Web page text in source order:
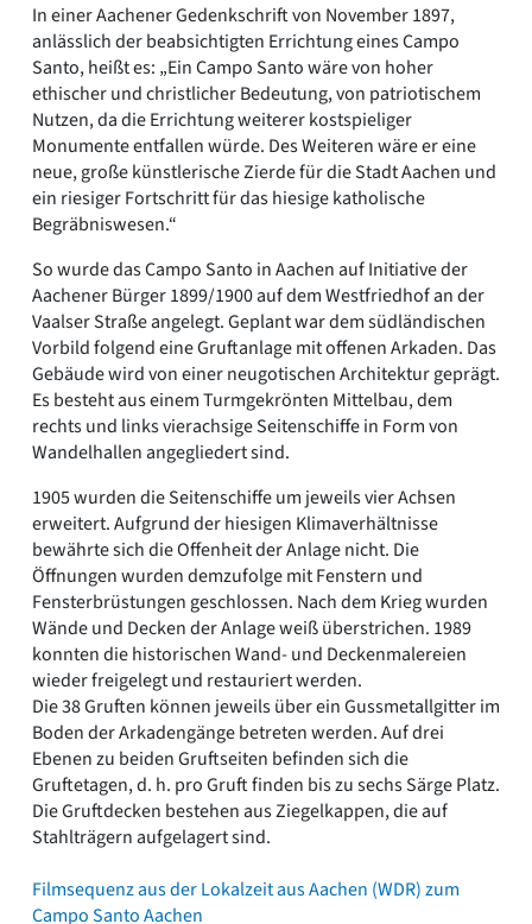
In einer Aachener Gedenkschrift von November 1897,
anlässlich der beabsichtigten Errichtung eines Campo
Santo, heißt es: „Ein Campo Santo wäre von hoher
ethischer und christlicher Bedeutung, von patriotischem
Nutzen, da die Errichtung weiterer kostspieliger
Monumente entfallen würde. Des Weiteren wäre er eine
neue, große künstlerische Zierde für die Stadt Aachen und
ein riesiger Fortschritt für das hiesige katholische
Begräbniswesen.“
So wurde das Campo Santo in Aachen auf Initiative der
Aachener Bürger 1899/1900 auf dem Westfriedhof an der
Vaalser Straße angelegt. Geplant war dem südländischen
Vorbild folgend eine Gruftanlage mit offenen Arkaden. Das
Gebäude wird von einer neugotischen Architektur geprägt.
Es besteht aus einem Turmgekrönten Mittelbau, dem
rechts und links vierachsige Seitenschiffe in Form von
Wandelhallen angegliedert sind.
1905 wurden die Seitenschiffe um jeweils vier Achsen
erweitert. Aufgrund der hiesigen Klimaverhältnisse
bewährte sich die Offenheit der Anlage nicht. Die
Öffnungen wurden demzufolge mit Fenstern und
Fensterbrüstungen geschlossen. Nach dem Krieg wurden
Wände und Decken der Anlage weiß überstrichen. 1989
konnten die historischen Wand- und Deckenmalereien
wieder freigelegt und restauriert werden.
Die 38 Gruften können jeweils über ein Gussmetallgitter im
Boden der Arkadengänge betreten werden. Auf drei
Ebenen zu beiden Gruftseiten befinden sich die
Gruftetagen, d. h. pro Gruft finden bis zu sechs Särge Platz.
Die Gruftdecken bestehen aus Ziegelkappen, die auf
Stahlträgern aufgelagert sind.
Filmsequenz aus der Lokalzeit aus Aachen (WDR) zum
Campo Santo Aachen